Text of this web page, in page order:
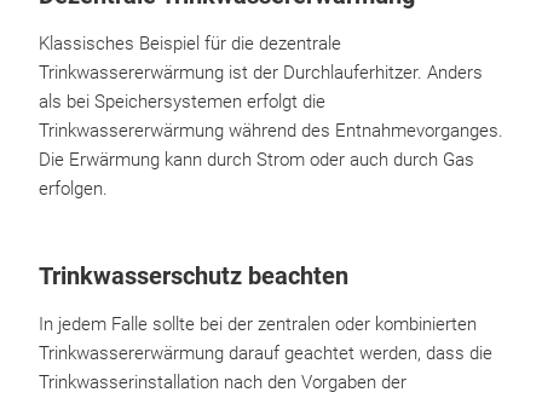
Klassisches Beispiel für die dezentrale
Trinkwassererwärmung ist der Durchlauferhitzer. Anders
als bei Speichersystemen erfolgt die
Trinkwassererwärmung während des Entnahmevorganges.
Die Erwärmung kann durch Strom oder auch durch Gas
erfolgen.
Trinkwasserschutz beachten
In jedem Falle sollte bei der zentralen oder kombinierten
Trinkwassererwärmung darauf geachtet werden, dass die
Trinkwasserinstallation nach den Vorgaben der